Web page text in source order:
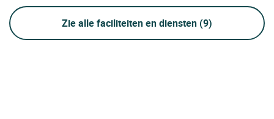
Zie alle faciliteiten en diensten (9)